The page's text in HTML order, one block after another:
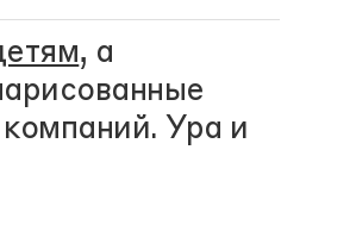
, а
Ура и